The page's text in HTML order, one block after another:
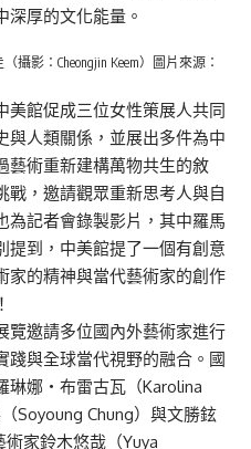
深厚的文化能量。
攝影：Cheongjin Keem）圖片來源：
美館促成三位女性策展人共同
與人類關係，並展出多件為中
藝術重新建構萬物共生的敘
戰，邀請觀眾重新思考人與自
為記者會錄製影片，其中羅馬
提到，中美館提了一個有創意
家的精神與當代藝術家的創作
覽邀請多位國內外藝術家進行
踐與全球當代視野的融合。國
琳娜・布雷古瓦（Karolina
Soyoung Chung）與文勝鉉
術家鈴木悠哉（Yuya